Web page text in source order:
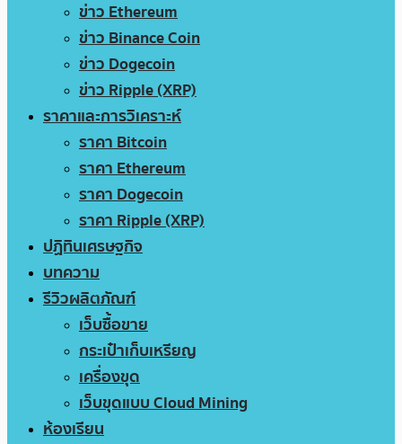
ข่าว Ethereum
ข่าว Binance Coin
ข่าว Dogecoin
ข่าว Ripple (XRP)
ราคาและการวิเคราะห์
ราคา Bitcoin
ราคา Ethereum
ราคา Dogecoin
ราคา Ripple (XRP)
ปฏิทินเศรษฐกิจ
บทความ
รีวิวผลิตภัณฑ์
เว็บซื้อขาย
กระเป๋าเก็บเหรียญ
เครื่องขุด
เว็บขุดแบบ Cloud Mining
ห้องเรียน